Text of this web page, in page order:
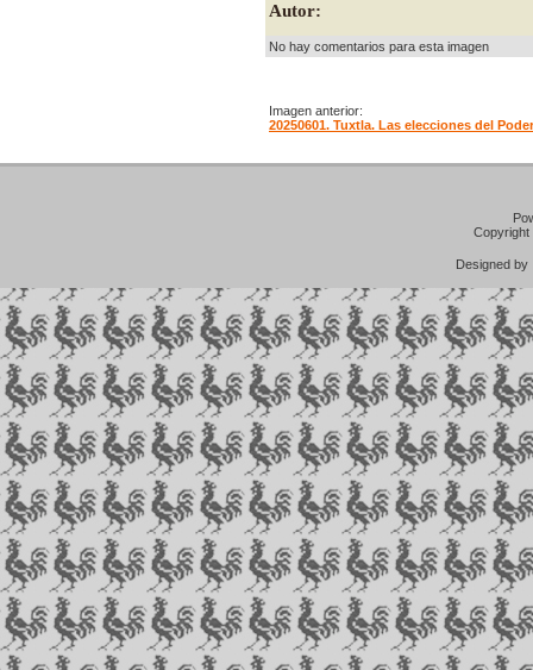
Autor:
No hay comentarios para esta imagen
Imagen anterior:
20250601. Tuxtla. Las elecciones del
Designed